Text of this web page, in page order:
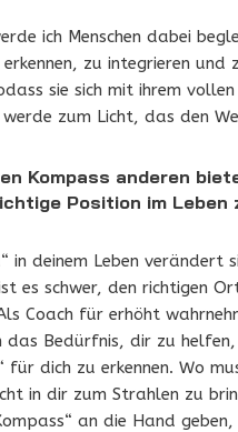
ich Menschen dabei
zu integrieren und
sie sich mit ihrem
werde zum Licht, das den
Kompass anderen
Position im Leben
in deinem Leben verändert
es schwer, den richtigen
Coach für erhöht
das Bedürfnis, dir zu
für dich zu erkennen. Wo
in dir zum Strahlen zu
an die Hand